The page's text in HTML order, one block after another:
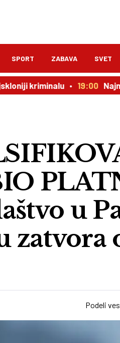
SPORT ZABAVA SVET
19:00 Najmoćniji
u
zatvora
Podeli